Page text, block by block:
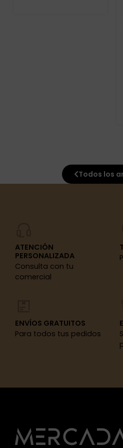
Todos los
ATENCIÓN
PERSONALIZADA
Consulta con tu
comercial
ENVÍOS GRATUITOS
Para todos tus pedidos